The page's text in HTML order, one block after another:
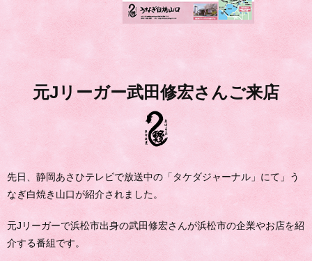
元Jリーガー武田修宏さんご来店
先日、静岡あさひテレビで放送中の「タケダジャーナル」にて」う
なぎ白焼き山口が紹介されました。
元Jリーガーで浜松市出身の武田修宏さんが浜松市の企業やお店を紹
介する番組です。